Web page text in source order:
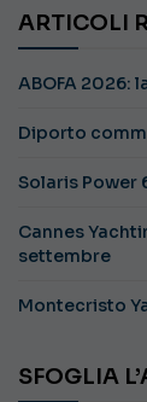
ARTICOLI
ABOFA 2026:
Diporto
Solaris Power
Cannes
settembre
Montecristo
SFOGLIA